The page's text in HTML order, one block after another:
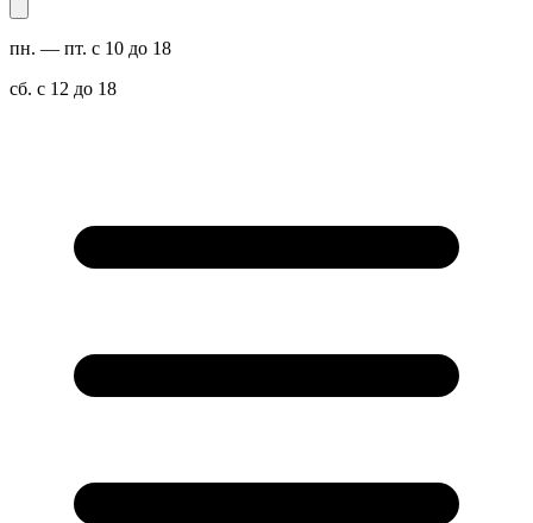
пн. — пт. с 10 до 18
сб. с 12 до 18